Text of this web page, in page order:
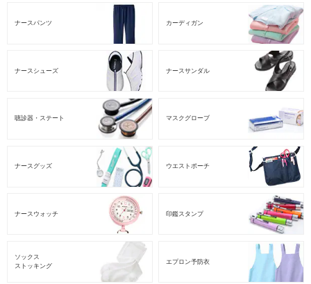
ナースパンツ カーディガン
ナースシューズ ナースサンダル
聴診器・ステート マスクグローブ
ナースグッズ ウエストポーチ
ナースウォッチ 印鑑スタンプ
ソックス
ストッキング
エプロン予防衣